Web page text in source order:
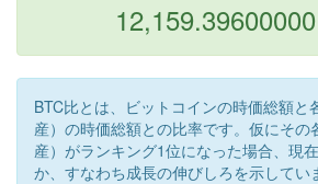
BTC比とは、ビットコインの時価総額と
産）の時価総額との比率です。仮にその
産）がランキング1位になった場合、現
か、すなわち成長の伸びしろを示してい